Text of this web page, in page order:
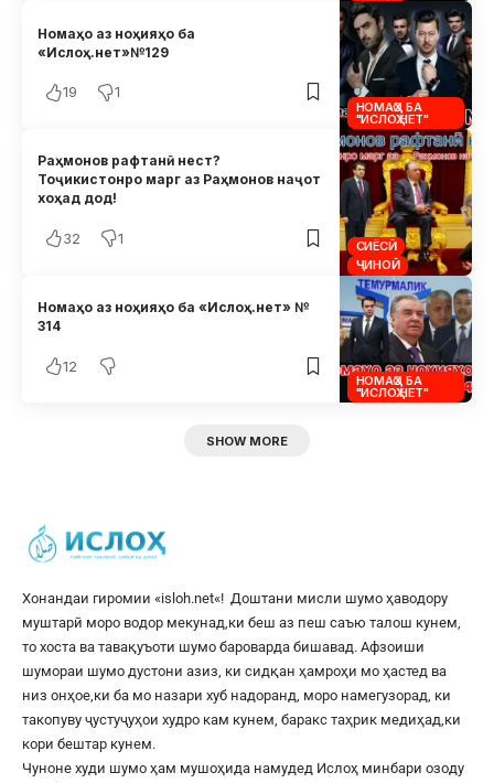
НОМАҲО БА
"ИСЛОҲ.НЕТ"
Номаҳо аз ноҳияҳо ба
«Ислоҳ.нет»№129
19 1
СИЁСӢ
ҶИНОӢ
Раҳмонов рафтанӣ нест?
Тоҷикистонро марг аз Раҳмонов наҷот
хоҳад дод!
32 1
НОМАҲО БА
"ИСЛОҲ.НЕТ"
Номаҳо аз ноҳияҳо ба «Ислоҳ.нет» №
314
12
SHOW MORE
Хонандаи гиромии «isloh.net«! Доштани мисли шумо ҳаводору
муштарӣ моро водор мекунад,ки беш аз пеш саъю талош кунем,
то хоста ва тавақуъоти шумо бароварда бишавад. Афзоиши
шумораи шумо дустони азиз, ки сидқан ҳамроҳи мо ҳастед ва
низ онҳое,ки ба мо назари хуб надоранд, моро намегузорад, ки
такопуву ҷустуҷуҳои худро кам кунем, баракс таҳрик медиҳад,ки
кори бештар кунем.
Чуноне худи шумо ҳам мушоҳида намудед Ислоҳ минбари озоду